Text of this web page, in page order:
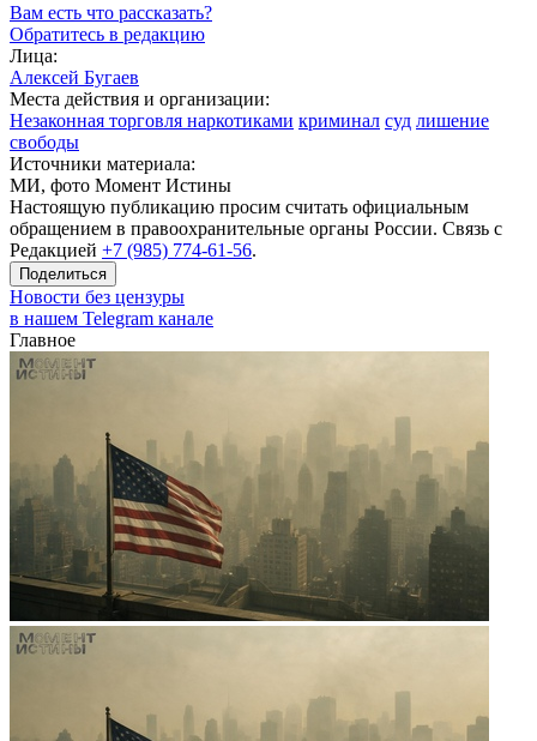
Вам есть что рассказать?
Обратитесь в редакцию
Лица:
Алексей Бугаев
Места действия и организации:
Незаконная торговля наркотиками криминал суд лишение
свободы
Источники материала:
МИ, фото Момент Истины
Настоящую публикацию просим считать официальным
обращением в правоохранительные органы России. Связь с
Редакцией +7 (985) 774-61-56.
Поделиться
Новости без цензуры
в нашем Telegram канале
Главное